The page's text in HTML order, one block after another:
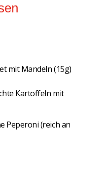
mit Mandeln (15g)
Kartoffeln mit
Peperoni (reich an